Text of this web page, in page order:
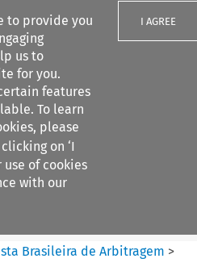
to provide you
us to
for you.
features
To learn
please
on ‘I
use of cookies
with our
I AGREE
Brasileira de Arbitragem >